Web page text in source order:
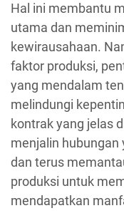
Hal ini membantu
utama dan
kewirausahaan.
faktor produksi,
yang mendalam
melindungi
kontrak yang jelas
menjalin hubungan
dan terus
produksi untuk
mendapatkan